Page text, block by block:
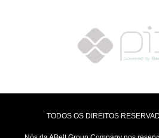
TODOS OS DIREITOS